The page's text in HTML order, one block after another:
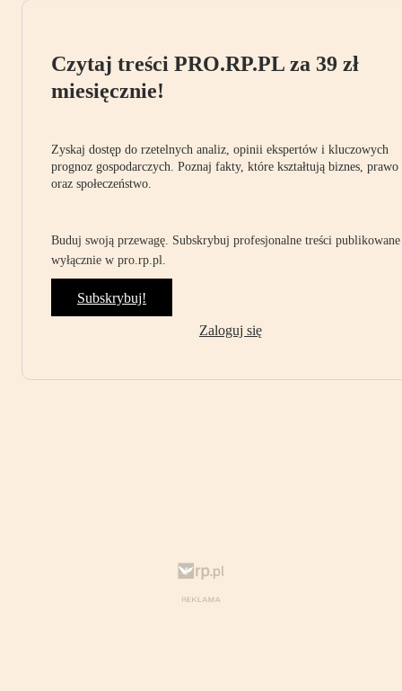
Czytaj treści PRO.RP.PL za 39 zł
miesięcznie!
Zyskaj dostęp do rzetelnych analiz, opinii ekspertów i kluczowych
prognoz gospodarczych. Poznaj fakty, które kształtują biznes, prawo
oraz społeczeństwo.
Buduj swoją przewagę. Subskrybuj profesjonalne treści publikowane
wyłącznie w pro.rp.pl.
Subskrybuj!
Zaloguj się